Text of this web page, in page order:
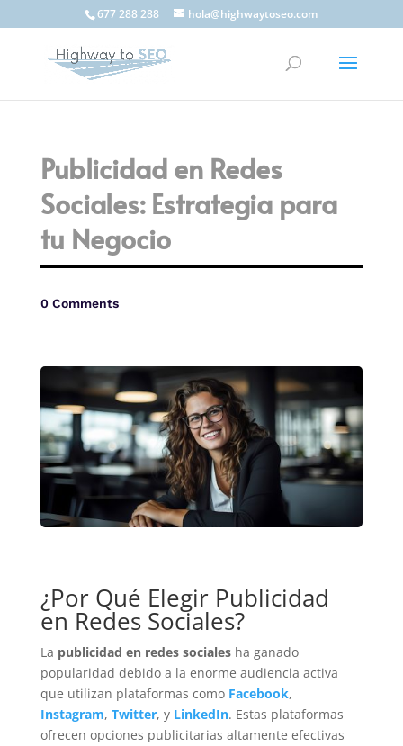
677 288 288 hola@highwaytoseo.com
Publicidad en Redes
Sociales: Estrategia para
tu Negocio
0 Comments
¿Por Qué Elegir Publicidad
en Redes Sociales?
La publicidad en redes socialesha ganado
popularidad debido a la enorme audiencia activa
que utilizan plataformas como Facebook,
Instagram, Twitter, y LinkedIn. Estas plataformas
ofrecen opciones publicitarias altamente efectivas